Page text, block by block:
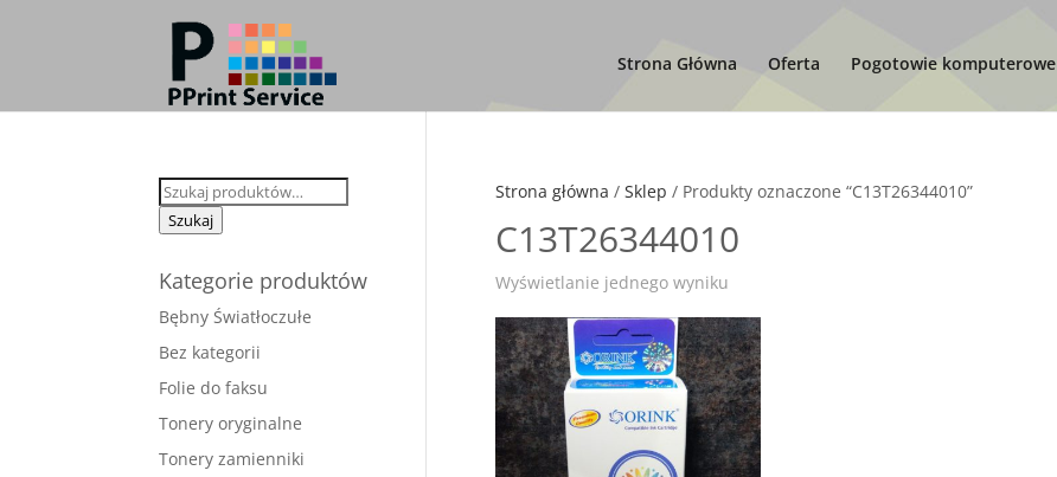
Strona Główna Oferta Pogotowie komputerowe
Strona główna / Sklep / Produkty oznaczone “C13T26344010”
C13T26344010
Wyświetlanie jednego wyniku
Szukaj:
Szukaj
Kategorie produktów
Bębny Światłoczułe
Bez kategorii
Folie do faksu
Tonery oryginalne
Tonery zamienniki